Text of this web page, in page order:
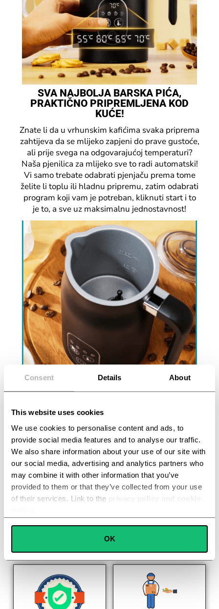
Consent Details About
This website uses cookies
We use cookies to personalise content and ads, to
provide social media features and to analyse our traffic.
We also share information about your use of our site with
our social media, advertising and analytics partners who
may combine it with other information that you’ve
provided to them or that they’ve collected from your use
of their services. Link to the
privacy policy and cookie
Statistics
OK
SVA NAJBOLJA BARSKA PIĆA,
PRAKTIČNO PRIPREMLJENA KOD
KUĆE!
Znate li da u vrhunskim kafićima svaka priprema
zahtijeva da se mlijeko zapjeni do prave gustoće,
ali prije svega na odgovarajućoj temperaturi?
Naša pjenilica za mlijeko sve to radi automatski!
Vi samo trebate odabrati pjenjaču prema tome
želite li toplu ili hladnu pripremu, zatim odabrati
program koji vam je potreban, kliknuti start i to
je to, a sve uz maksimalnu jednostavnost!
PRIPREMA ODJEDNOM
Još jedna od prednosti naše pjenilice za mlijeko
je kapacitet posude od 800 ml, koja omogućuje
višekratnu pripremu (ovisno o tome što se
priprema) u prosjeku za 2 – 4 osobe.